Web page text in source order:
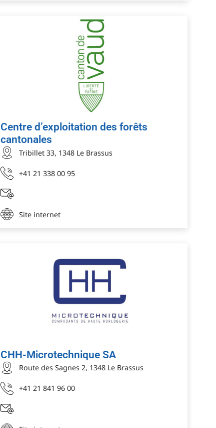
Centre d’exploitation des forêts
cantonales
Tribillet 33, 1348 Le Brassus
+41 21 338 00 95
Site internet
CHH-Microtechnique SA
Route des Sagnes 2, 1348 Le Brassus
+41 21 841 96 00